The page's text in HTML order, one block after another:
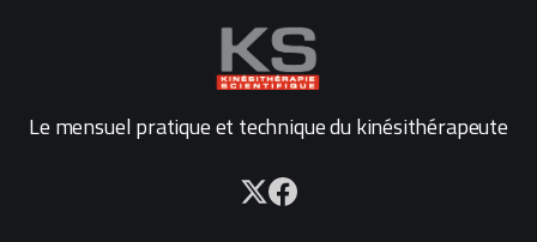
Le mensuel pratique et technique du kinésithérapeute